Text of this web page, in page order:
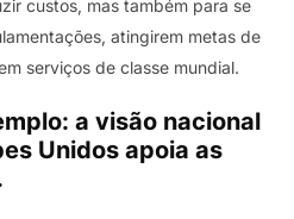
custos, mas também para se
atingirem metas de
serviços de classe mundial.
a visão nacional
Unidos apoia as